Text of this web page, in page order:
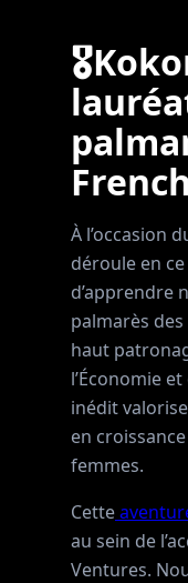
À l’occasion
déroule en
d’apprendre
palmarès
haut
l’Économie
inédit
en
femmes.
Cette
au sein de
Ventures.